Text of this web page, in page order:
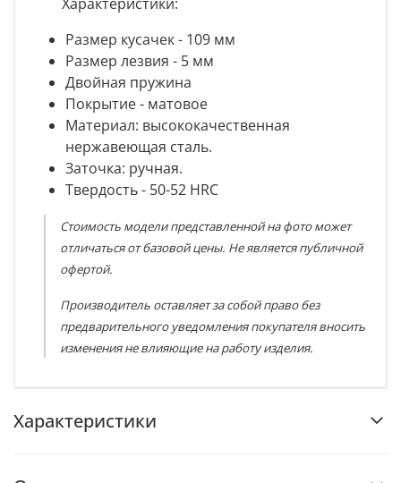
Характеристики:
Размер кусачек - 109 мм
Размер лезвия - 5 мм
Двойная пружина
Покрытие - матовое
Материал: высококачественная
нержавеющая сталь.
Заточка: ручная.
Твердость - 50-52 HRC
Стоимость модели представленной на фото может
отличаться от базовой цены. Не является публичной
офертой.
Производитель оставляет за собой право без
предварительного уведомления покупателя вносить
изменения не влияющие на работу изделия.
Характеристики